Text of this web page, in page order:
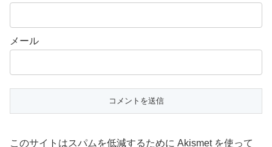
メール
このサイトはスパムを低減するために Akismet を使って